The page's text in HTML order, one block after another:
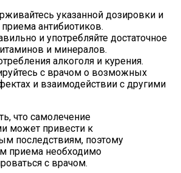
указанной дозировки и
приема антибиотиков.
и употребляйте достаточное
и минералов.
алкоголя и курения.
с врачом о возможных
и взаимодействии с другими
что самолечение
может привести к
последствиям, поэтому
приема необходимо
с врачом.